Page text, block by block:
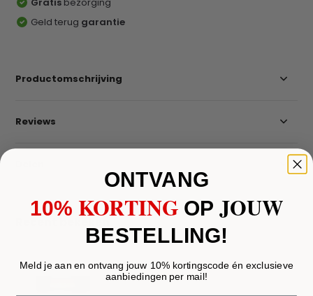
Geld terug garantie
Productomschrijving
Reviews
ONTVANG
10% KORTING OPJOUW
BESTELLING!
Meld je aan en ontvang jouw 10% kortingscode én exclusieve
aanbiedingen per mail!